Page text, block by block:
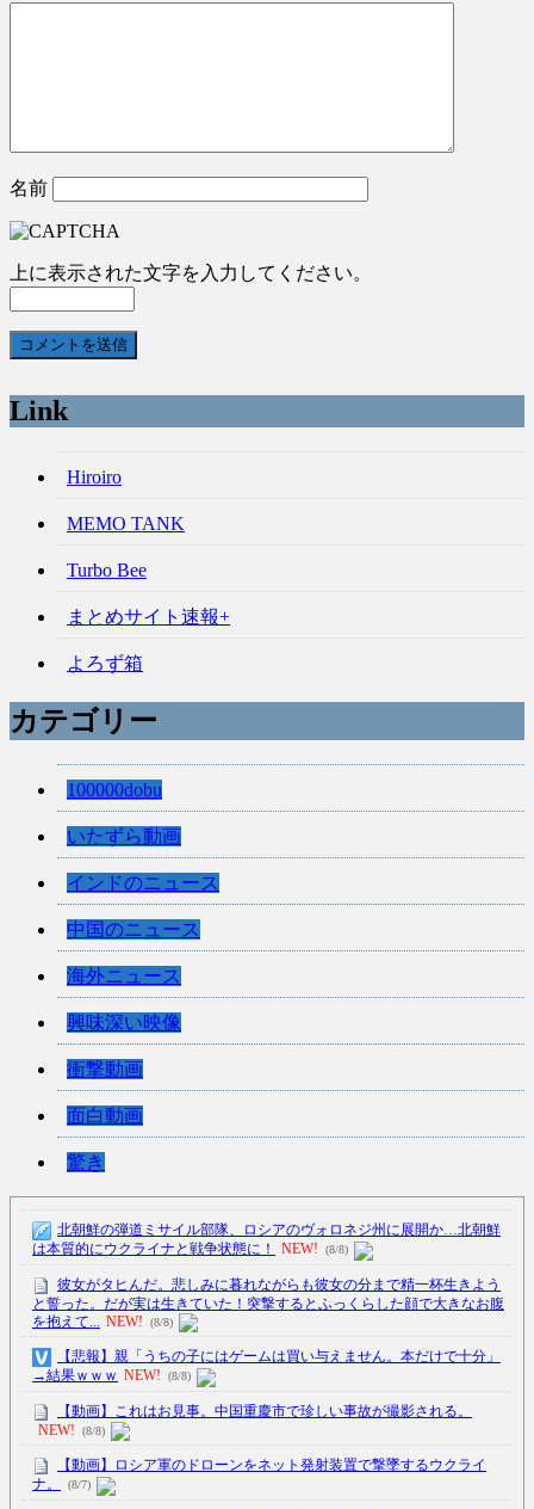
名前
上に表示された文字を入力してください。
Link
Hiroiro
MEMO TANK
Turbo Bee
まとめサイト速報+
よろず箱
カテゴリー
100000dobu
いたずら動画
インドのニュース
中国のニュース
海外ニュース
興味深い映像
衝撃動画
面白動画
驚き
北朝鮮の弾道ミサイル部隊、ロシアのヴォロネジ州に展開か…北朝鮮
は本質的にウクライナと戦争状態に！
NEW! (8/8)
彼女がタヒんだ。悲しみに暮れながらも彼女の分まで精一杯生きよう
と誓った。だが実は生きていた！突撃するとふっくらした顔で大きなお腹
を抱えて... NEW! (8/8)
【悲報】親「うちの子にはゲームは買い与えません。本だけで十分」
→結果ｗｗｗ NEW! (8/8)
【動画】これはお見事。中国重慶市で珍しい事故が撮影される。
NEW!
(8/8)
【動画】ロシア軍のドローンをネット発射装置で撃墜するウクライ
ナ。
(8/7)